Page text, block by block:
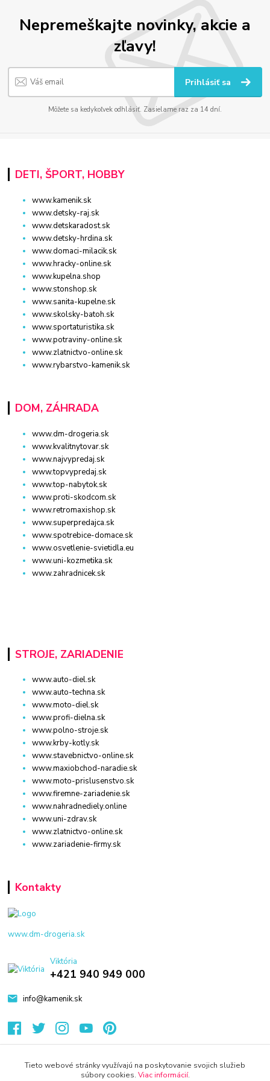
Nepremeškajte novinky, akcie a
zľavy!
Prihlásiť sa
Môžete sa kedykoľvek odhlásiť. Zasielame raz za 14 dní.
DETI, ŠPORT, HOBBY
www.kamenik.sk
www.detsky-raj.sk
www.detskaradost.sk
www.detsky-hrdina.sk
www.domaci-milacik.sk
www.hracky-online.sk
www.kupelna.shop
www.stonshop.sk
www.sanita-kupelne.sk
www.skolsky-batoh.sk
www.sportaturistika.sk
www.potraviny-online.sk
www.zlatnictvo-online.sk
www.rybarstvo-kamenik.sk
DOM, ZÁHRADA
www.dm-drogeria.sk
www.kvalitnytovar.sk
www.najvypredaj.sk
www.topvypredaj.sk
www.top-nabytok.sk
www.proti-skodcom.sk
www.retromaxishop.sk
www.superpredajca.sk
www.spotrebice-domace.sk
www.osvetlenie-svietidla.eu
www.uni-kozmetika.sk
www.zahradnicek.sk
STROJE, ZARIADENIE
www.auto-diel.sk
www.auto-techna.sk
www.moto-diel.sk
www.profi-dielna.sk
www.polno-stroje.sk
www.krby-kotly.sk
www.stavebnictvo-online.sk
www.maxiobchod-naradie.sk
www.moto-prislusenstvo.sk
www.firemne-zariadenie.sk
www.nahradnediely.online
www.uni-zdrav.sk
www.zlatnictvo-online.sk
www.zariadenie-firmy.sk
Kontakty
www.dm-drogeria.sk
Viktória
+421 940 949 000
info@kamenik.sk
Tieto webové stránky využívajú na poskytovanie svojich služieb
súbory cookies. Viac informácií.